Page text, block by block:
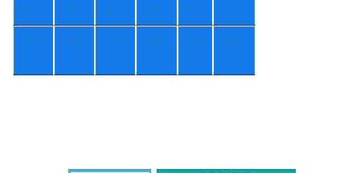
6°
5°
4°
1°
°
°
+7° +4° +4° +4° +7
°
+8°